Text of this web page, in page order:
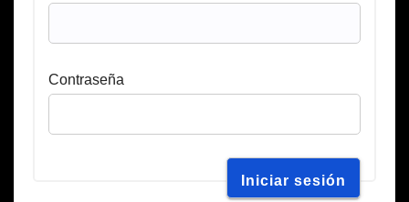
Contraseña